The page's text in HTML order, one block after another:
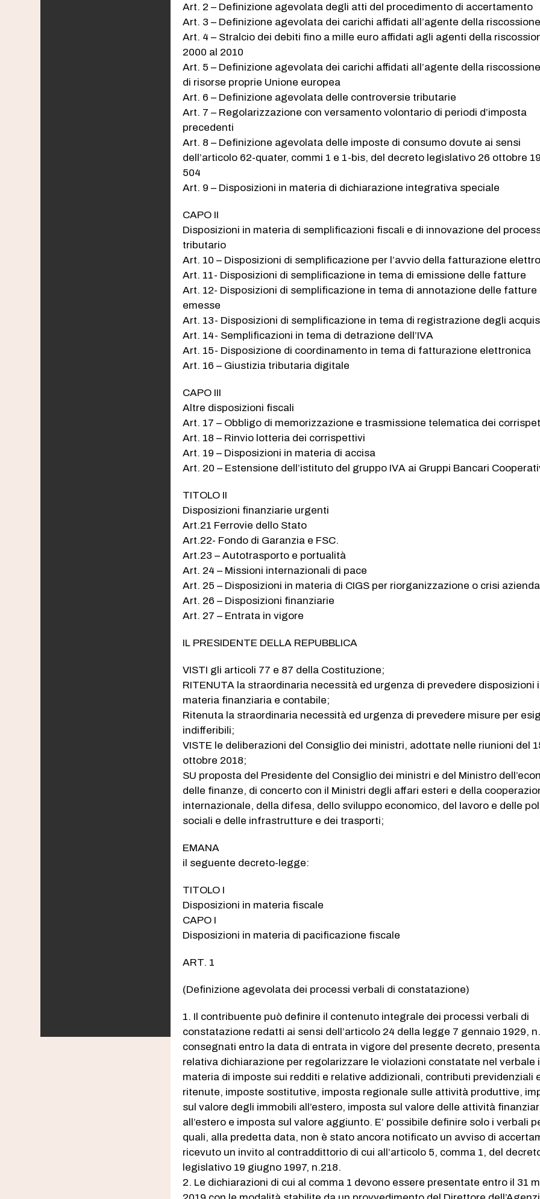
Art. 2 – Definizione agevolata degli atti del procedimento di accertamento
Art. 3 – Definizione agevolata dei carichi affidati all’agente della riscossione
Art. 4 – Stralcio dei debiti fino a mille euro affidati agli agenti della
2000 al 2010
Art. 5 – Definizione agevolata dei carichi affidati all’agente della
di risorse proprie Unione europea
Art. 6 – Definizione agevolata delle controversie tributarie
Art. 7 – Regolarizzazione con versamento volontario di periodi d’imposta
precedenti
Art. 8 – Definizione agevolata delle imposte di consumo dovute ai sensi
dell’articolo 62-quater, commi 1 e 1-bis, del decreto legislativo 26 ottobre
504
Art. 9 – Disposizioni in materia di dichiarazione integrativa speciale
CAPO II
Disposizioni in materia di semplificazioni fiscali e di innovazione del
tributario
Art. 10 – Disposizioni di semplificazione per l’avvio della fatturazione
Art. 11- Disposizioni di semplificazione in tema di emissione delle fatture
Art. 12- Disposizioni di semplificazione in tema di annotazione delle fatture
emesse
Art. 13- Disposizioni di semplificazione in tema di registrazione degli
Art. 14- Semplificazioni in tema di detrazione dell’IVA
Art. 15- Disposizione di coordinamento in tema di fatturazione elettronica
Art. 16 – Giustizia tributaria digitale
CAPO III
Altre disposizioni fiscali
Art. 17 – Obbligo di memorizzazione e trasmissione telematica dei
Art. 18 – Rinvio lotteria dei corrispettivi
Art. 19 – Disposizioni in materia di accisa
Art. 20 – Estensione dell’istituto del gruppo IVA ai Gruppi Bancari
TITOLO II
Disposizioni finanziarie urgenti
Art.21 Ferrovie dello Stato
Art.22- Fondo di Garanzia e FSC.
Art.23 – Autotrasporto e portualità
Art. 24 – Missioni internazionali di pace
Art. 25 – Disposizioni in materia di CIGS per riorganizzazione o crisi
Art. 26 – Disposizioni finanziarie
Art. 27 – Entrata in vigore
IL PRESIDENTE DELLA REPUBBLICA
VISTI gli articoli 77 e 87 della Costituzione;
RITENUTA la straordinaria necessità ed urgenza di prevedere disposizioni
materia finanziaria e contabile;
Ritenuta la straordinaria necessità ed urgenza di prevedere misure per
indifferibili;
VISTE le deliberazioni del Consiglio dei ministri, adottate nelle riunioni del
ottobre 2018;
SU proposta del Presidente del Consiglio dei ministri e del Ministro
delle finanze, di concerto con il Ministri degli affari esteri e della
internazionale, della difesa, dello sviluppo economico, del lavoro e delle
sociali e delle infrastrutture e dei trasporti;
EMANA
il seguente decreto-legge:
TITOLO I
Disposizioni in materia fiscale
CAPO I
Disposizioni in materia di pacificazione fiscale
ART. 1
(Definizione agevolata dei processi verbali di constatazione)
1. Il contribuente può definire il contenuto integrale dei processi verbali di
constatazione redatti ai sensi dell’articolo 24 della legge 7 gennaio 1929,
consegnati entro la data di entrata in vigore del presente decreto,
relativa dichiarazione per regolarizzare le violazioni constatate nel verbale
materia di imposte sui redditi e relative addizionali, contributi previdenziali
ritenute, imposte sostitutive, imposta regionale sulle attività produttive,
sul valore degli immobili all’estero, imposta sul valore delle attività
all’estero e imposta sul valore aggiunto. E’ possibile definire solo i verbali
quali, alla predetta data, non è stato ancora notificato un avviso di
ricevuto un invito al contraddittorio di cui all’articolo 5, comma 1, del
legislativo 19 giugno 1997, n.218.
2. Le dichiarazioni di cui al comma 1 devono essere presentate entro il 31